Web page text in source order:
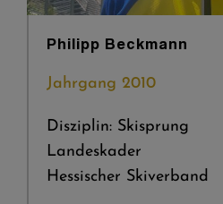
Philipp Beckmann
Jahrgang 2010
Disziplin: Skisprung
Landeskader
Hessischer Skiverband